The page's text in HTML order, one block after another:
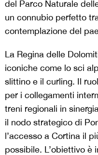
del Parco Naturale
un connubio perfetto
contemplazione del
La Regina delle
iconiche come lo sci
slittino e il curling. Il
per i collegamenti
treni regionali in
il nodo strategico di
l’accesso a Cortina il
possibile. L’obiettivo è